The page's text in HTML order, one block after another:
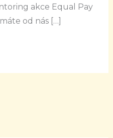
akce Equal Pay
od nás […]